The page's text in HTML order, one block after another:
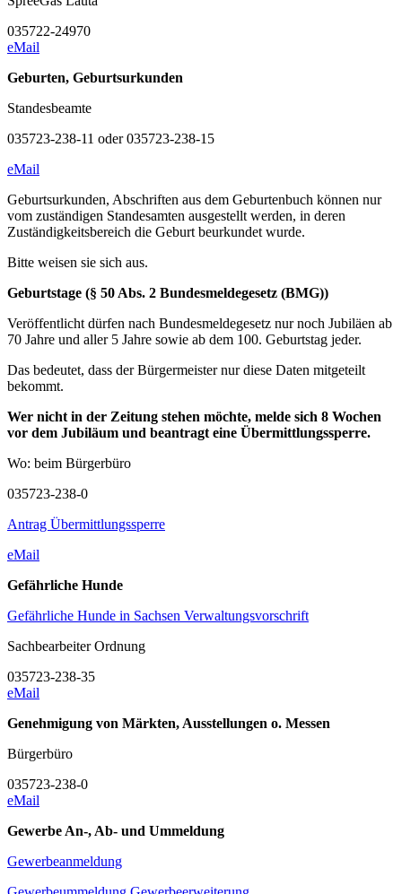
035722-24970
eMail
Geburten, Geburtsurkunden
Standesbeamte
035723-238-11 oder 035723-238-15
eMail
Geburtsurkunden, Abschriften aus dem Geburtenbuch können nur
vom zuständigen Standesamten ausgestellt werden, in deren
Zuständigkeitsbereich die Geburt beurkundet wurde.
Bitte weisen sie sich aus.
Geburtstage (§ 50 Abs. 2 Bundesmeldegesetz (BMG))
Veröffentlicht dürfen nach Bundesmeldegesetz nur noch Jubiläen ab
70 Jahre und aller 5 Jahre sowie ab dem 100. Geburtstag jeder.
Das bedeutet, dass der Bürgermeister nur diese Daten mitgeteilt
bekommt.
Wer nicht in der Zeitung stehen möchte, melde sich 8 Wochen
vor dem Jubiläum und beantragt eine Übermittlungssperre.
Wo: beim Bürgerbüro
035723-238-0
Antrag Übermittlungssperre
eMail
Gefährliche Hunde
Gefährliche Hunde in Sachsen Verwaltungsvorschrift
Sachbearbeiter Ordnung
035723-238-35
eMail
Genehmigung von Märkten, Ausstellungen o. Messen
Bürgerbüro
035723-238-0
eMail
Gewerbe An-, Ab- und Ummeldung
Gewerbeanmeldung